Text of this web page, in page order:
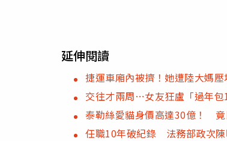
延伸閱讀
捷運車廂內被擠！她遭陸大媽
交往才兩周⋯女友狂盧「過年
泰勒絲愛貓身價高達30億！
任職10年破紀錄 法務部政次陳